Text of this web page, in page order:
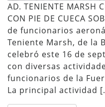
AD. TENIENTE MARSH
CON PIE DE CUECA
de funcionarios
Teniente Marsh, de la
celebró este 16 de
con diversas
funcionarios de la
La principal actividad